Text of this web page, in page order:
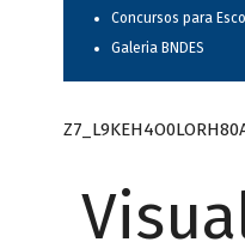
Concursos para
Galeria BNDES